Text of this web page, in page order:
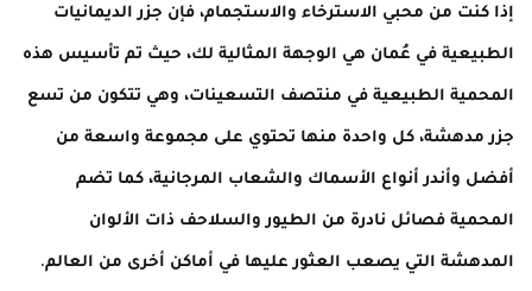
إذا كنت من محبي الاسترخاء والاستجمام، فإن جزر الديمانيات
الطبيعية في عُمان هي الوجهة المثالية لك، حيث تم تأسيس هذه
المحمية الطبيعية في منتصف التسعينات، وهي تتكون من تسع
جزر مدهشة، كل واحدة منها تحتوي على مجموعة واسعة من
أفضل وأندر أنواع الأسماك والشعاب المرجانية، كما تضم
المحمية فصائل نادرة من الطيور والسلاحف ذات الألوان
المدهشة التي يصعب العثور عليها في أماكن أخرى من العالم.